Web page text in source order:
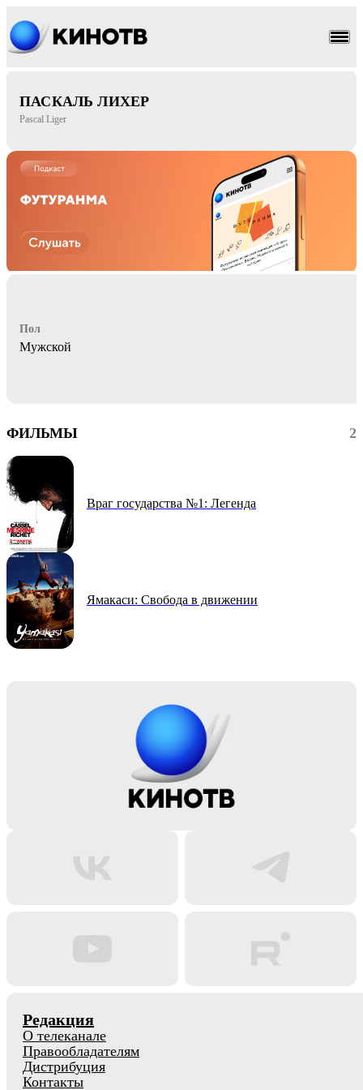
ПАСКАЛЬ ЛИХЕР
Pascal Liger
Пол
Мужской
ФИЛЬМЫ 2
Враг государства №1: Легенда
Ямакаси: Свобода в движении
Редакция
О телеканале
Правообладателям
Дистрибуция
Контакты